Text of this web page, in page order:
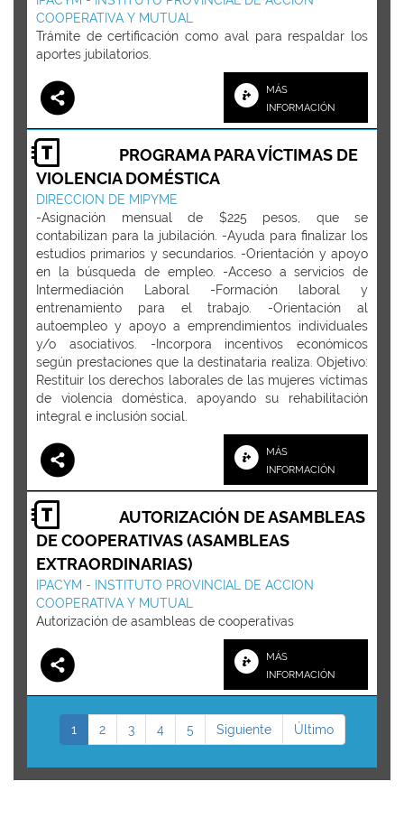
COOPERATIVA Y MUTUAL
Trámite de certificación como aval para respaldar los
aportes jubilatorios.
MÁS
INFORMACIÓN
PROGRAMA PARA VÍCTIMAS DE
VIOLENCIA DOMÉSTICA
DIRECCION DE MIPYME
-Asignación mensual de $225 pesos, que se
contabilizan para la jubilación. -Ayuda para finalizar los
estudios primarios y secundarios. -Orientación y apoyo
en la búsqueda de empleo. -Acceso a servicios de
Intermediación Laboral -Formación laboral y
entrenamiento para el trabajo. -Orientación al
autoempleo y apoyo a emprendimientos individuales
y/o asociativos. -Incorpora incentivos económicos
según prestaciones que la destinataria realiza. Objetivo:
Restituir los derechos laborales de las mujeres víctimas
de violencia doméstica, apoyando su rehabilitación
integral e inclusión social.
MÁS
INFORMACIÓN
AUTORIZACIÓN DE ASAMBLEAS
DE COOPERATIVAS (ASAMBLEAS
EXTRAORDINARIAS)
IPACYM - INSTITUTO PROVINCIAL DE ACCION
COOPERATIVA Y MUTUAL
Autorización de asambleas de cooperativas
MÁS
INFORMACIÓN
1 2 3 4 5 Siguiente Último